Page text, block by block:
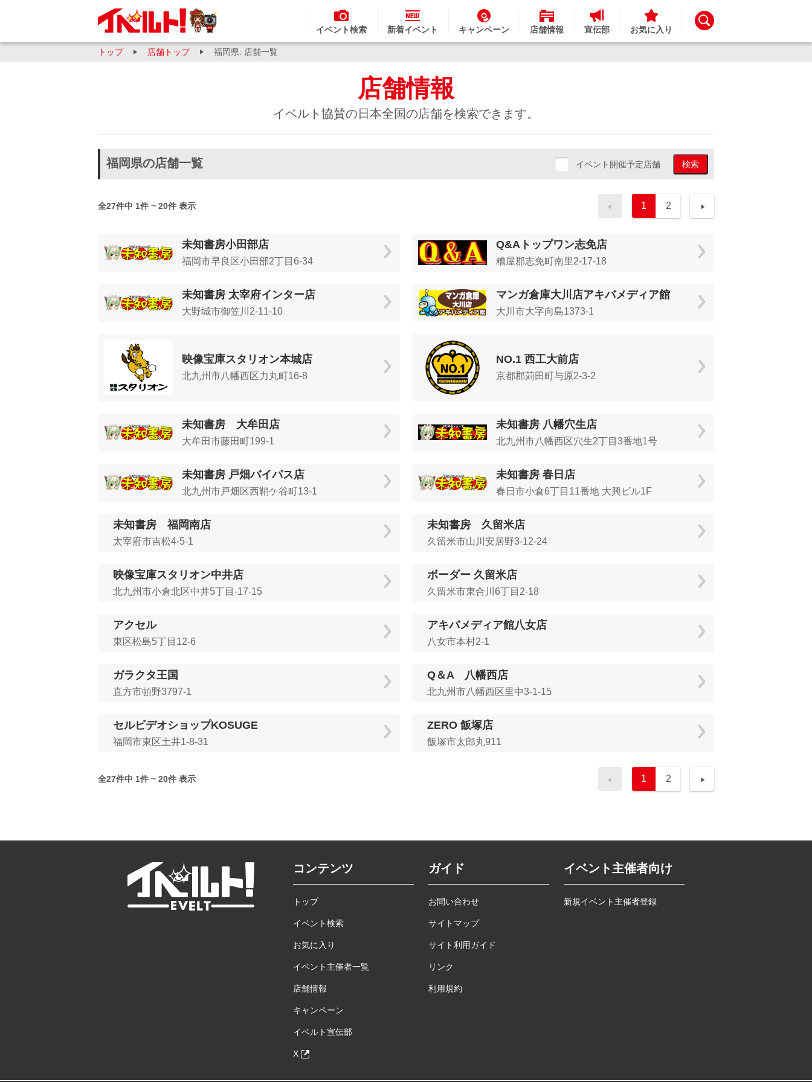
イベント検索 新着イベント キャンペーン 店舗情報 宣伝部 お気に入り
トップ 店舗トップ 福岡県: 店舗一覧
店舗情報
イベルト協賛の日本全国の店舗を検索できます。
福岡県の店舗一覧 イベント開催予定店舗 検索
全27件中 1件 ~ 20件 表示 1 2
未知書房小田部店
福岡市早良区小田部2丁目6-34
Q&Aトップワン志免店
糟屋郡志免町南里2-17-18
未知書房 太宰府インター店
大野城市御笠川2-11-10
マンガ倉庫大川店アキバメディア館
大川市大字向島1373-1
映像宝庫スタリオン本城店
北九州市八幡西区力丸町16-8
NO.1 西工大前店
京都郡苅田町与原2-3-2
未知書房 大牟田店
大牟田市藤田町199-1
未知書房 八幡穴生店
北九州市八幡西区穴生2丁目3番地1号
未知書房 戸畑バイパス店
北九州市戸畑区西鞘ケ谷町13-1
未知書房 春日店
春日市小倉6丁目11番地 大興ビル1F
未知書房 福岡南店
太宰府市吉松4-5-1
未知書房 久留米店
久留米市山川安居野3-12-24
映像宝庫スタリオン中井店
北九州市小倉北区中井5丁目-17-15
ボーダー 久留米店
久留米市東合川6丁目2-18
アクセル
東区松島5丁目12-6
アキバメディア館八女店
八女市本村2-1
ガラクタ王国
直方市頓野3797-1
Q＆A 八幡西店
北九州市八幡西区里中3-1-15
セルビデオショップKOSUGE
福岡市東区土井1-8-31
ZERO 飯塚店
飯塚市太郎丸911
全27件中 1件 ~ 20件 表示 1 2
コンテンツ
トップ
イベント検索
お気に入り
イベント主催者一覧
店舗情報
キャンペーン
イベルト宣伝部
X
ガイド
お問い合わせ
サイトマップ
サイト利用ガイド
リンク
利用規約
イベント主催者向け
新規イベント主催者登録